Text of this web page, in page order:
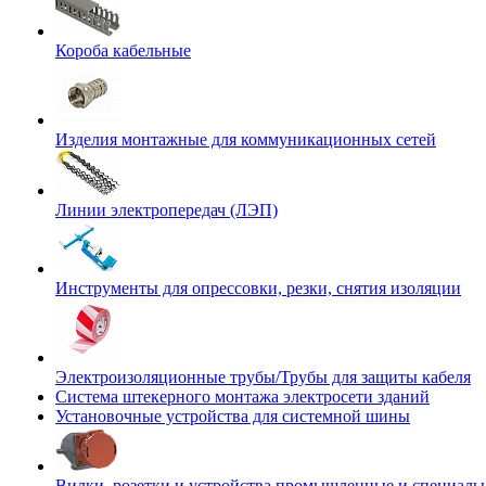
Короба кабельные
Изделия монтажные для коммуникационных сетей
Линии электропередач (ЛЭП)
Инструменты для опрессовки, резки, снятия изоляции
Электроизоляционные трубы/Трубы для защиты кабеля
Система штекерного монтажа электросети зданий
Установочные устройства для системной шины